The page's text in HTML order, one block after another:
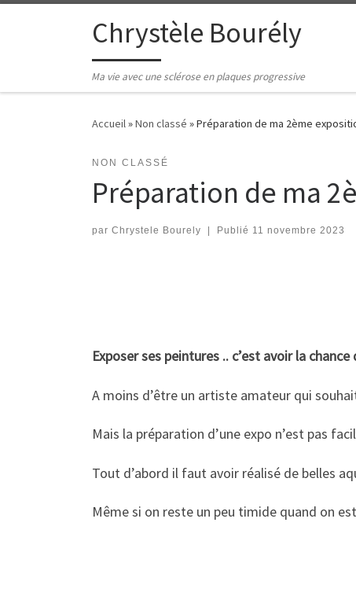
Passer au contenuChrystèle Bourély
Ma vie avec une sclérose en plaques progressive
Accueil»Non classé »Préparation de ma 2ème
NON CLASSÉ
Préparation de ma
par Chrystele Bourely Publié 11 novembre 2023
Exposer ses peintures .. c’est avoir la
A moins d’être un artiste amateur qui
Mais la préparation d’une expo n’est pas
Tout d’abord il faut avoir réalisé de belles
Même si on reste un peu timide quand on